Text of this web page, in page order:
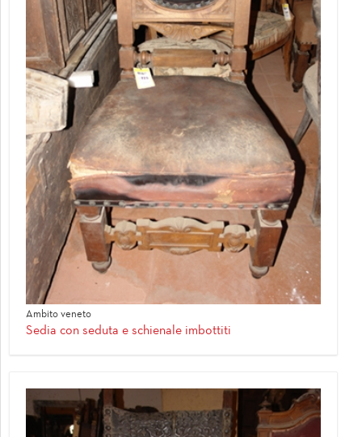
Ambito veneto
Sedia con seduta e schienale imbottiti